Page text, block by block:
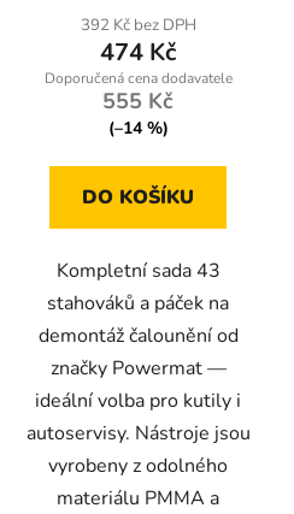
392 Kč bez DPH
474 Kč
555 Kč
(–14 %)
DO KOŠÍKU
Kompletní sada 43
stahováků a páček na
demontáž čalounění od
značky Powermat —
ideální volba pro kutily i
autoservisy. Nástroje jsou
vyrobeny z odolného
materiálu PMMA a